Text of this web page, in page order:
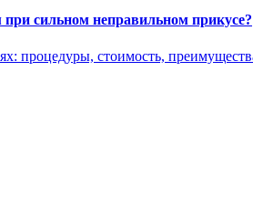
сильном неправильном прикусе?
процедуры, стоимость,